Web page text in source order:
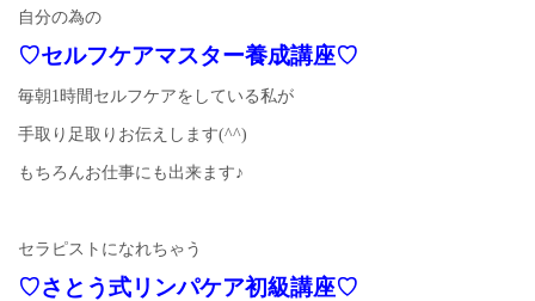
自分の為の
♡セルフケアマスター養成講座♡
毎朝1時間セルフケアをしている私が
手取り足取りお伝えします(^^)
もちろんお仕事にも出来ます♪
セラピストになれちゃう
♡さとう式リンパケア初級講座♡